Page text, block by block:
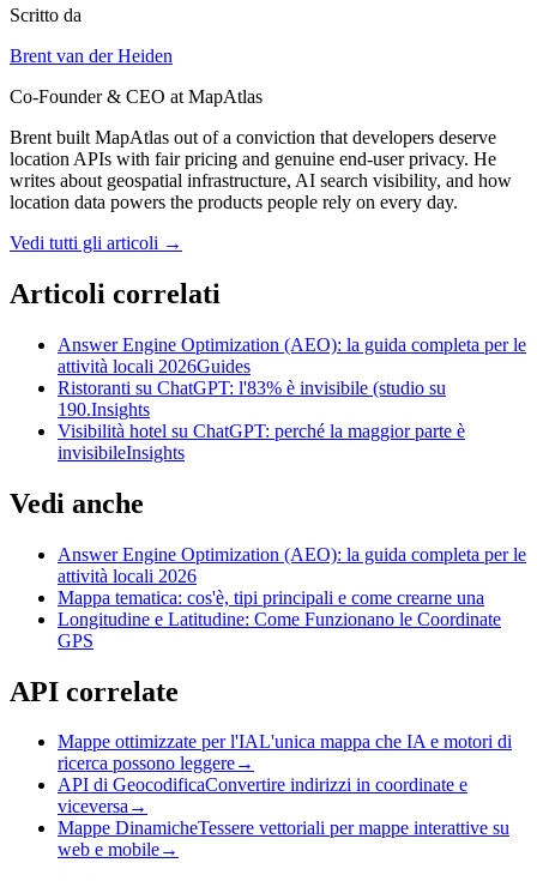
Scritto da
Brent van der Heiden
Co-Founder & CEO at MapAtlas
Brent built MapAtlas out of a conviction that developers deserve
location APIs with fair pricing and genuine end-user privacy. He
writes about geospatial infrastructure, AI search visibility, and how
location data powers the products people rely on every day.
Vedi tutti gli articoli →
Articoli correlati
Answer Engine Optimization (AEO): la guida completa per le
attività locali 2026Guides
Ristoranti su ChatGPT: l'83% è invisibile (studio su
190.Insights
Visibilità hotel su ChatGPT: perché la maggior parte è
invisibileInsights
Vedi anche
Answer Engine Optimization (AEO): la guida completa per le
attività locali 2026
Mappa tematica: cos'è, tipi principali e come crearne una
Longitudine e Latitudine: Come Funzionano le Coordinate
GPS
API correlate
Mappe ottimizzate per l'IAL'unica mappa che IA e motori di
ricerca possono leggere→
API di GeocodificaConvertire indirizzi in coordinate e
viceversa→
Mappe DinamicheTessere vettoriali per mappe interattive su
web e mobile→